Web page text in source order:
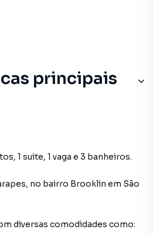
principais
1 suite, 1 vaga e 3 banheiros.
, no bairro Brooklin em São
diversas comodidades como: